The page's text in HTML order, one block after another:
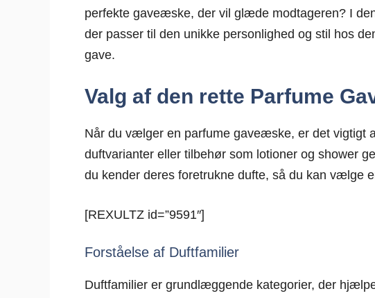
perfekte gaveæske, der vil glæde modtageren? I
der passer til den unikke personlighed og stil hos
gave.
Valg af den rette Parfume
Når du vælger en parfume gaveæske, er det vigtigt
duftvarianter eller tilbehør som lotioner og shower
du kender deres foretrukne dufte, så du kan vælge
[REXULTZ id=”9591″]
Forståelse af Duftfamilier
Duftfamilier er grundlæggende kategorier, der